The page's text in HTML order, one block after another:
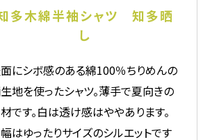
多木綿半袖シャツ 知多晒
し
にシボ感のある綿100％ちりめんの
地を使ったシャツ。薄手で夏向きの
です。白は透け感はややあります。
はゆったりサイズのシルエットです